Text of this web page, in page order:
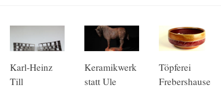
Karl-Heinz
Till
Keramikwerk
statt Ule
Töpferei
Frebershause